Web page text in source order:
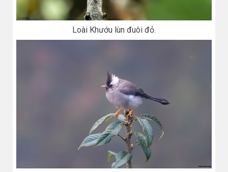
Loài Khướu lùn đuôi đỏ.